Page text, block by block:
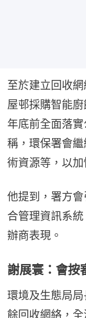
至於建立回收
屋邨採購智能
年底前全面落
稱，環保署會
術資源等，以加
他提到，署方
合管理資訊系
辦商表現。
謝展寰：會按
環境及生態局
餘回收網絡，